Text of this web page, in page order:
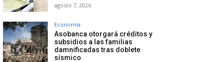
agosto 7, 2026
Economía
Asobanca otorgará créditos y
subsidios a las familias
damnificadas tras doblete
sísmico